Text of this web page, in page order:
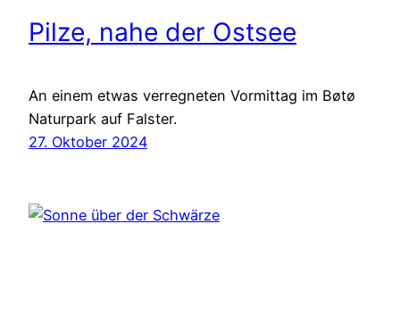
Pilze, nahe der Ostsee
An einem etwas verregneten Vormittag im Bøtø
Naturpark auf Falster.
27. Oktober 2024